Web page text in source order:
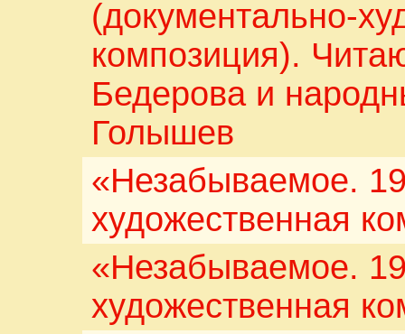
(документально-
композиция).
Бедерова и
Голышев
«Незабываемое.
художественная
«Незабываемое.
художественная